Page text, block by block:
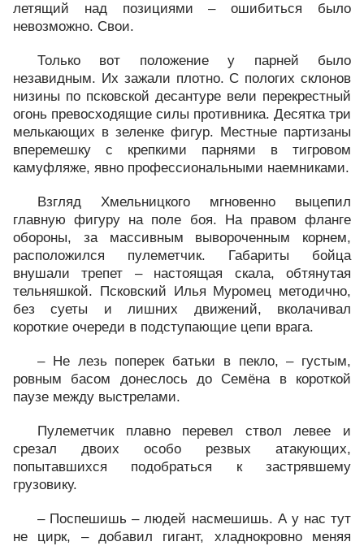
летящий над позициями – ошибиться было
невозможно. Свои.
Только вот положение у парней было
незавидным. Их зажали плотно. С пологих склонов
низины по псковской десантуре вели перекрестный
огонь превосходящие силы противника. Десятка три
мелькающих в зеленке фигур. Местные партизаны
вперемешку с крепкими парнями в тигровом
камуфляже, явно профессиональными наемниками.
Взгляд Хмельницкого мгновенно выцепил
главную фигуру на поле боя. На правом фланге
обороны, за массивным вывороченным корнем,
расположился пулеметчик. Габариты бойца
внушали трепет – настоящая скала, обтянутая
тельняшкой. Псковский Илья Муромец методично,
без суеты и лишних движений, вколачивал
короткие очереди в подступающие цепи врага.
– Не лезь поперек батьки в пекло, – густым,
ровным басом донеслось до Семёна в короткой
паузе между выстрелами.
Пулеметчик плавно перевел ствол левее и
срезал двоих особо резвых атакующих,
попытавшихся подобраться к застрявшему
грузовику.
– Поспешишь – людей насмешишь. А у нас тут
не цирк, – добавил гигант, хладнокровно меняя